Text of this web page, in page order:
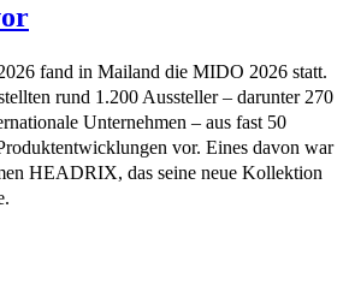
fand in Mailand die MIDO 2026 statt.
rund 1.200 Aussteller – darunter 270
Unternehmen – aus fast 50
vor. Eines davon war
HEADRIX, das seine neue Kollektion